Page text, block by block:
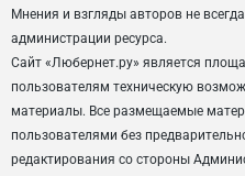
Мнения и взгляды авторов не
администрации ресурса.
Сайт «Любернет.ру» является
пользователям техническую
материалы. Все размещаемые
пользователями без
редактирования со стороны